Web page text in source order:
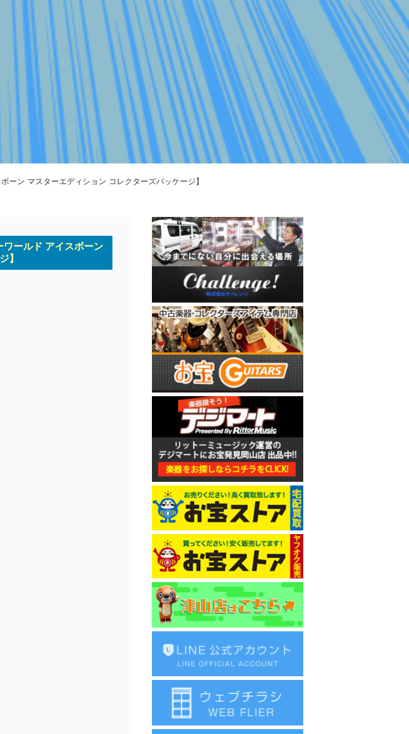
ン マスターエディション コレクターズパッケージ】
ールド アイスボーン
】